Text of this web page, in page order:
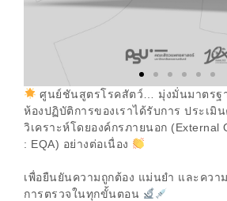
ศูนย์ชันสูตรโรคสัตว์… มุ่งมั่นมาตรฐ
ห้องปฏิบัติการของเราได้รับการ ประเมิ
วิเคราะห์โดยองค์กรภายนอก (External
: EQA) อย่างต่อเนื่อง
เพื่อยืนยันความถูกต้อง แม่นยำ และควา
การตรวจในทุกขั้นตอน